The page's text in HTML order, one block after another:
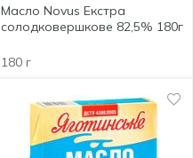
Масло Novus Екстра
солодковершкове 82,5% 180г
180 г